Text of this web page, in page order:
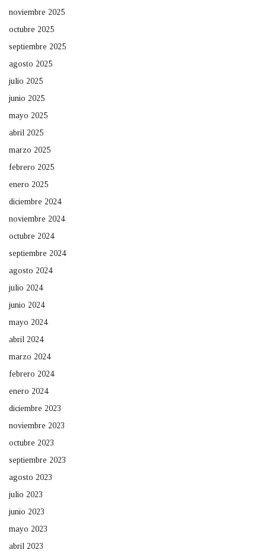
noviembre 2025
octubre 2025
septiembre 2025
agosto 2025
julio 2025
junio 2025
mayo 2025
abril 2025
marzo 2025
febrero 2025
enero 2025
diciembre 2024
noviembre 2024
octubre 2024
septiembre 2024
agosto 2024
julio 2024
junio 2024
mayo 2024
abril 2024
marzo 2024
febrero 2024
enero 2024
diciembre 2023
noviembre 2023
octubre 2023
septiembre 2023
agosto 2023
julio 2023
junio 2023
mayo 2023
abril 2023